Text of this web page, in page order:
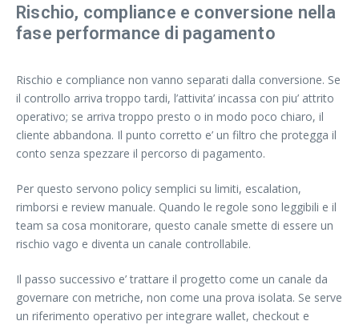
Rischio, compliance e conversione nella
fase performance di pagamento
Rischio e compliance non vanno separati dalla conversione. Se
il controllo arriva troppo tardi, l’attivita’ incassa con piu’ attrito
operativo; se arriva troppo presto o in modo poco chiaro, il
cliente abbandona. Il punto corretto e’ un filtro che protegga il
conto senza spezzare il percorso di pagamento.
Per questo servono policy semplici su limiti, escalation,
rimborsi e review manuale. Quando le regole sono leggibili e il
team sa cosa monitorare, questo canale smette di essere un
rischio vago e diventa un canale controllabile.
Il passo successivo e’ trattare il progetto come un canale da
governare con metriche, non come una prova isolata. Se serve
un riferimento operativo per integrare wallet, checkout e